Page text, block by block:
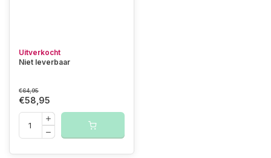
Uitverkocht
Niet leverbaar
€64,95
€58,95